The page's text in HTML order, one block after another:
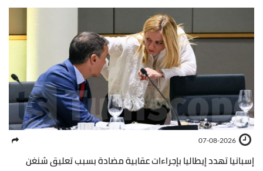
07-08-2026
إسبانيا تهدد إيطاليا بإجراءات عقابية مضادة بسبب تعليق شنغن